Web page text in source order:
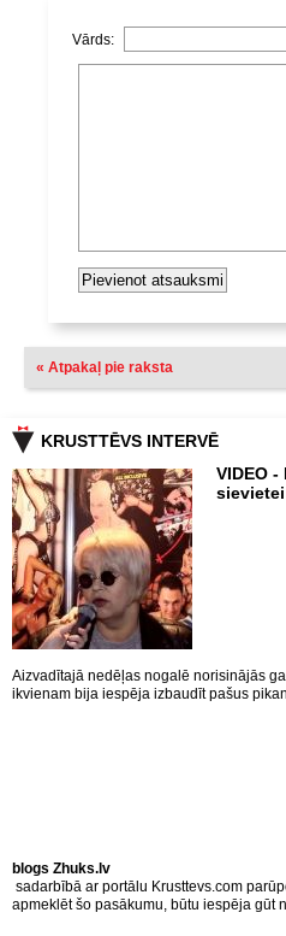
Vārds:
« Atpakaļ pie raksta
KRUSTTĒVS INTERVĒ
VIDEO
Aizvadītajā nedēļas nogalē norisinājās
ikvienam bija iespēja izbaudīt pašus
blogs Zhuks.lv
sadarbībā ar portālu Krusttevs.com
apmeklēt šo pasākumu, būtu iespēja gūt